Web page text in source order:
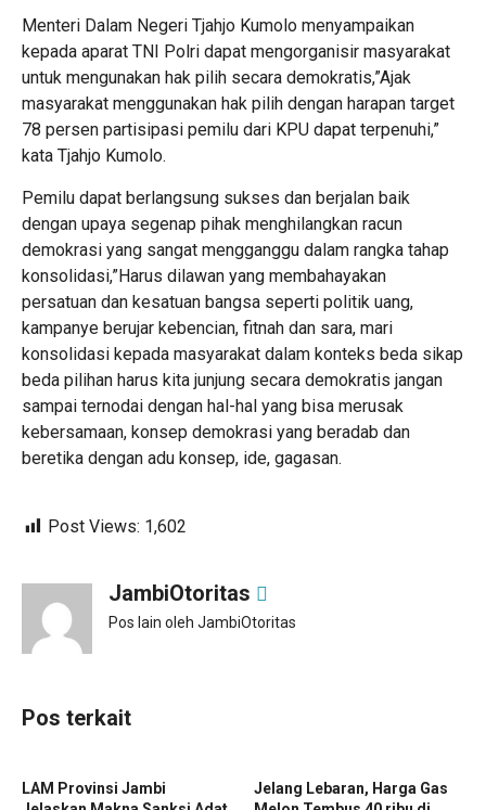
Menteri Dalam Negeri Tjahjo Kumolo menyampaikan
kepada aparat TNI Polri dapat mengorganisir masyarakat
untuk mengunakan hak pilih secara demokratis,”Ajak
masyarakat menggunakan hak pilih dengan harapan target
78 persen partisipasi pemilu dari KPU dapat terpenuhi,”
kata Tjahjo Kumolo.
Pemilu dapat berlangsung sukses dan berjalan baik
dengan upaya segenap pihak menghilangkan racun
demokrasi yang sangat mengganggu dalam rangka tahap
konsolidasi,”Harus dilawan yang membahayakan
persatuan dan kesatuan bangsa seperti politik uang,
kampanye berujar kebencian, fitnah dan sara, mari
konsolidasi kepada masyarakat dalam konteks beda sikap
beda pilihan harus kita junjung secara demokratis jangan
sampai ternodai dengan hal-hal yang bisa merusak
kebersamaan, konsep demokrasi yang beradab dan
beretika dengan adu konsep, ide, gagasan.
Post Views: 1,602
JambiOtoritas
Pos lain oleh JambiOtoritas
Pos terkait
LAM Provinsi Jambi
Jelang Lebaran, Harga Gas